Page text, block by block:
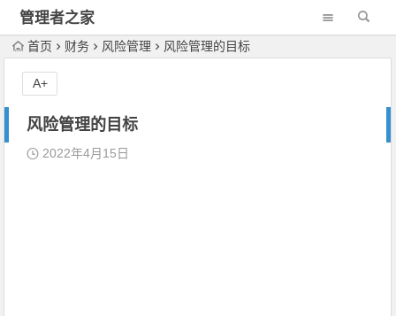
管理者之家
首页 财务 风险管理 风险管理的目标
风险管理的目标
2022年4月15日
A+